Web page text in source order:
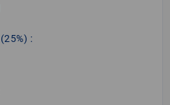
(25%) :